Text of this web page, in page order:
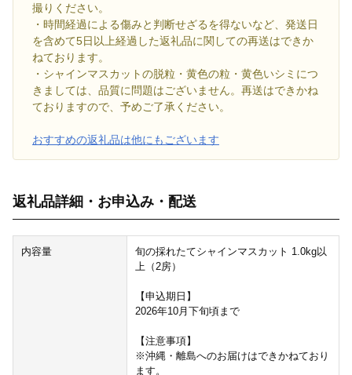
撮りください。
・時間経過による傷みと判断せざるを得ないなど、発送日
を含めて5日以上経過した返礼品に関しての再送はできか
ねております。
・シャインマスカットの脱粒・黄色の粒・黄色いシミにつ
きましては、品質に問題はございません。再送はできかね
ておりますので、予めご了承ください。
おすすめの返礼品は他にもございます
返礼品詳細・お申込み・配送
内容量
旬の採れたてシャインマスカット 1.0kg以
上（2房）
【申込期日】
2026年10月下旬頃まで
【注意事項】
※沖縄・離島へのお届けはできかねており
ます。